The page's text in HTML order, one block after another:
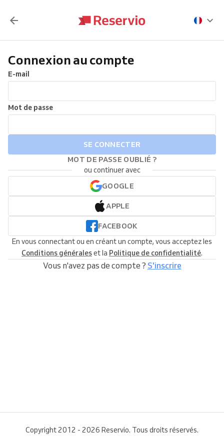
Connexion au compte
E-mail
Mot de passe
SE CONNECTER
MOT DE PASSE OUBLIÉ ?
ou continuer avec
GOOGLE
APPLE
FACEBOOK
En vous connectant ou en créant un compte, vous acceptez les
Conditions généraleset la Politique de confidentialité.
Vous n'avez pas de compte ? S'inscrire
Copyright 2012 - 2026 Reservio. Tous droits réservés.